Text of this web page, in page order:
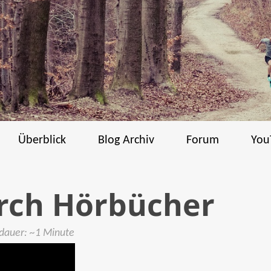
Überblick Blog Archiv Forum
Hörbücher
~1 Minute